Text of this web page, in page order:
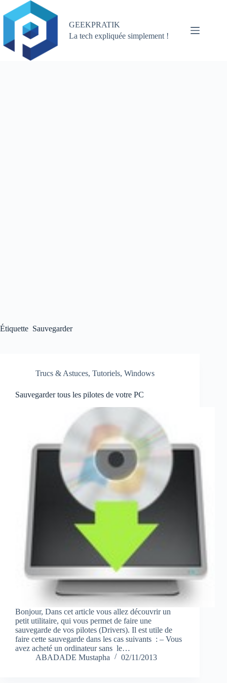
au
contenu
GEEKPRATIK
La tech expliquée simplement !
Étiquette Sauvegarder
Trucs & Astuces, Tutoriels, Windows
Sauvegarder tous les pilotes de votre PC
Bonjour, Dans cet article vous allez découvrir un
petit utilitaire, qui vous permet de faire une
sauvegarde de vos pilotes (Drivers). Il est utile de
faire cette sauvegarde dans les cas suivants : – Vous
avez acheté un ordinateur sans le…
ABADADE Mustapha
02/11/2013